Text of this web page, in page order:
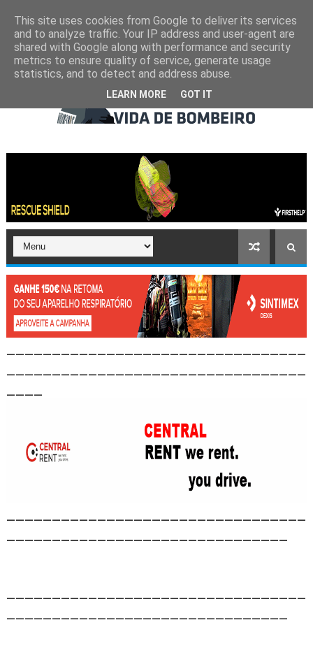
This site uses cookies from Google to deliver its services
and to analyze traffic. Your IP address and user-agent are
shared with Google along with performance and security
metrics to ensure quality of service, generate usage
statistics, and to detect and address abuse.
LEARN MORE GOT IT